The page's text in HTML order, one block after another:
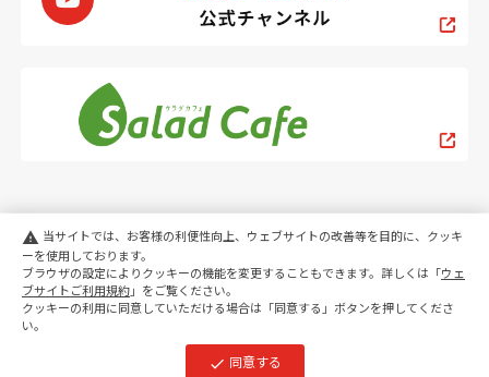
PC スマートフォン
copyright KENKO Mayonnaise Co.,Ltd.All rights reserved.
warning 当サイトでは、お客様の利便性向上、ウェブサイトの改善等を目的に、クッキ
ーを使用しております。
ブラウザの設定によりクッキーの機能を変更することもできます。詳しくは「ウェ
ブサイトご利用規約」をご覧ください。
クッキーの利用に同意していただける場合は「同意する」ボタンを押してくださ
い。
check 同意する